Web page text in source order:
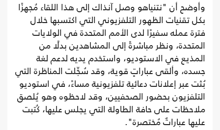
وأوضح أن "نتنياهو وصل آنذاك إلى هذا اللقاء مُجهزًا
بكل تقنيات الظهور التلفزيوني التي اكتسبها خلال
فترة عمله سفيرًا لدى الأمم المتحدة في الولايات
المتحدة، ونظر مباشرةً إلى المشاهدين بدلًا من
المذيع في الاستوديو، واستخدم يديه لدعم لغة
جسده، وألقى عباراتٍ قوية، وقد سُجِّلت المناظرة التي
بُثت عبر إعلانات دعائية تلفزيونية مساءً، في استوديو
التلفزيون بحضور الصحفيين، وقد لاحظوه وهو يُلصق
ملاحظات على حافة الطاولة التي يجلس عليها، كُتبت
عليها عباراتٌ مُختصرة".